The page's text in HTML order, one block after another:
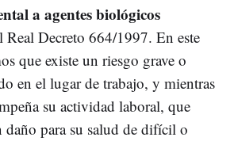
a agentes biológicos
Real Decreto 664/1997. En este
que existe un riesgo grave o
en el lugar de trabajo, y mientras
su actividad laboral, que
daño para su salud de difícil o